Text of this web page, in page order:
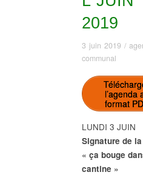
2019
3 juin 2019 /
communal
l’agenda
format
LUNDI 3 JUIN
Signature de
« ça bouge
cantine »